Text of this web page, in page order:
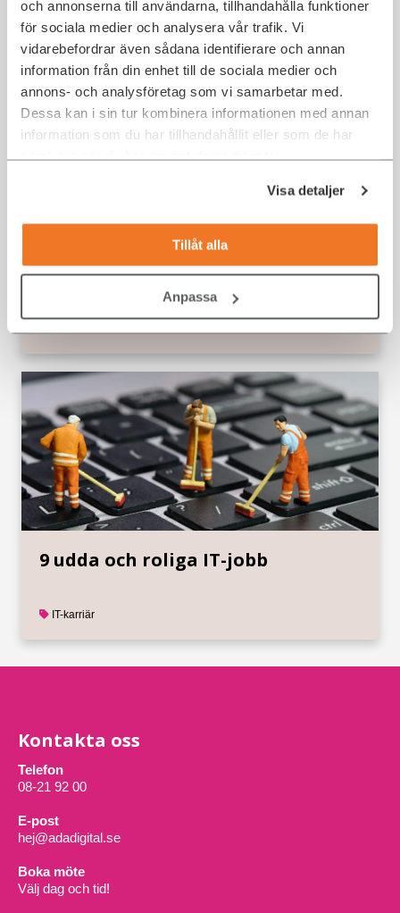
och annonserna till användarna, tillhandahålla funktioner
för sociala medier och analysera vår trafik. Vi
vidarebefordrar även sådana identifierare och annan
information från din enhet till de sociala medier och
annons- och analysföretag som vi samarbetar med.
Dessa kan i sin tur kombinera informationen med annan
information som du har tillhandahållit eller som de har
samlat in när du har använt deras tjänster.
Visa detaljer
Tillåt alla
Anpassa
IT-karriär Trendspaning
Vad kan du tjäna som IT-konsult
och vad krävs för att komma dit?
9 udda och roliga IT-jobb
IT-karriär
Kontakta oss
Telefon
08-21 92 00
E-post
hej@adadigital.se
Boka möte
Välj dag och tid!